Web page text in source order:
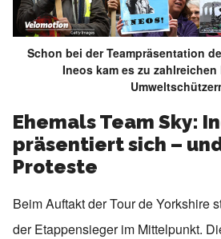
Schon bei der Teampräsentation
Ineos kam es zu
Ehemals Team Sky:
präsentiert sich –
Proteste
Beim Auftakt der Tour de Yorkshire
der Etappensieger im Mittelpunkt.